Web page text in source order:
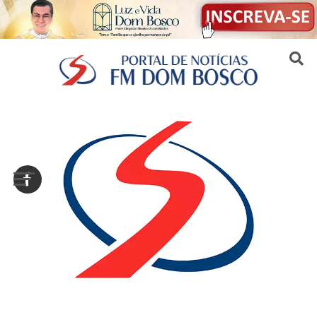
Sair da versão mobile